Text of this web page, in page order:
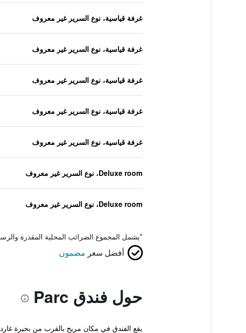
غرفة قياسية، نوع السرير غير معروف
غرفة قياسية، نوع السرير غير معروف
غرفة قياسية، نوع السرير غير معروف
غرفة قياسية، نوع السرير غير معروف
غرفة قياسية، نوع السرير غير معروف
Deluxe room، نوع السرير غير معروف
Deluxe room، نوع السرير غير معروف
*يشمل المجموع الضرائب المحلية المقدرة
أفضل سعر مضمون
حول فندق Parc
يقع الفندق في مكان مريح بالقرب من بحيرة